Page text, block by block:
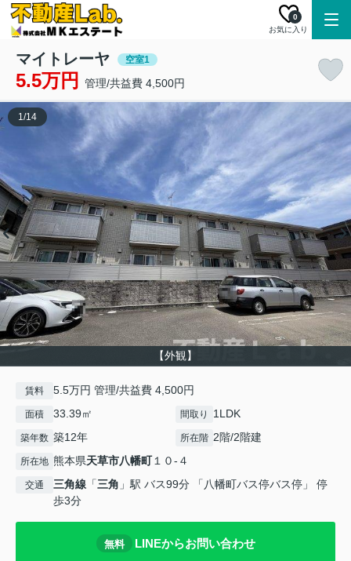
お気に入り
0
マイトレーヤ 空室1
5.5万円 管理/共益費 4,500円
【外観】
1/14
賃料 5.5万円 管理/共益費 4,500円
面積 33.39㎡ 間取り 1LDK
築年数 築12年 所在階 2階/2階建
所在地 熊本県天草市八幡町１０-４
交通 三角線 「三角 」駅 バス99分 「八幡町バス停バス停」 停
歩3分
無料 LINEからお問い合わせ